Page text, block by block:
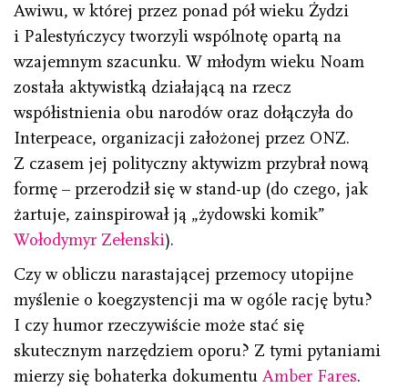
Awiwu, w której przez ponad pół wieku Żydzi
i Palestyńczycy tworzyli wspólnotę opartą na
wzajemnym szacunku. W młodym wieku Noam
została aktywistką działającą na rzecz
współistnienia obu narodów oraz dołączyła do
Interpeace, organizacji założonej przez ONZ.
Z czasem jej polityczny aktywizm przybrał nową
formę – przerodził się w stand-up (do czego, jak
żartuje, zainspirował ją „żydowski komik”
Wołodymyr Zełenski).
Czy w obliczu narastającej przemocy utopijne
myślenie o koegzystencji ma w ogóle rację bytu?
I czy humor rzeczywiście może stać się
skutecznym narzędziem oporu? Z tymi pytaniami
mierzy się bohaterka dokumentu Amber Fares.